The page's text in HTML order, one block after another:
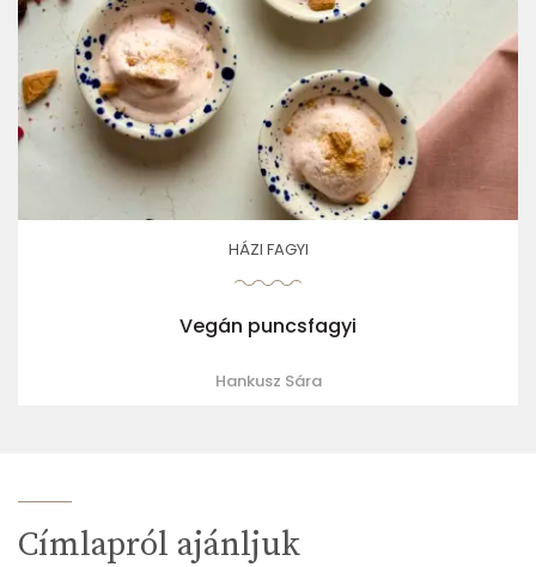
HÁZI FAGYI
Vegán puncsfagyi
Hankusz Sára
Címlapról ajánljuk